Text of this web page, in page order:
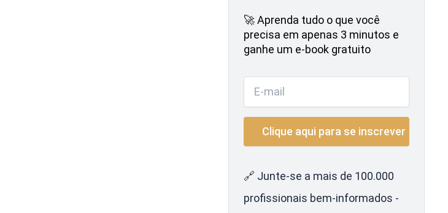
🚀 Aprenda tudo o que você
precisa em apenas 3 minutos e
ganhe um e-book gratuito
🔗 Junte-se a mais de 100.000
profissionais bem-informados -